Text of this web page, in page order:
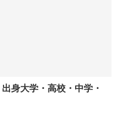
身大学・高校・中学・